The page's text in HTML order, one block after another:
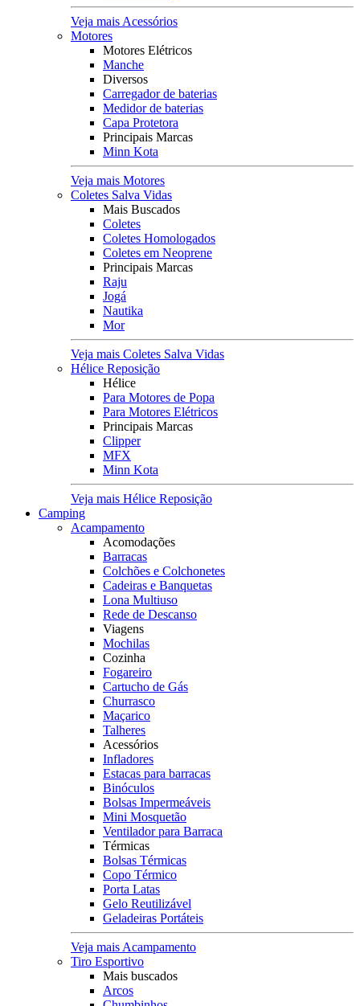
Veja mais Acessórios
Motores
Motores Elétricos
Manche
Diversos
Carregador de baterias
Medidor de baterias
Capa Protetora
Principais Marcas
Minn Kota
Veja mais Motores
Coletes Salva Vidas
Mais Buscados
Coletes
Coletes Homologados
Coletes em Neoprene
Principais Marcas
Raju
Jogá
Nautika
Mor
Veja mais Coletes Salva Vidas
Hélice Reposição
Hélice
Para Motores de Popa
Para Motores Elétricos
Principais Marcas
Clipper
MFX
Minn Kota
Veja mais Hélice Reposição
Camping
Acampamento
Acomodações
Barracas
Colchões e Colchonetes
Cadeiras e Banquetas
Lona Multiuso
Rede de Descanso
Viagens
Mochilas
Cozinha
Fogareiro
Cartucho de Gás
Churrasco
Maçarico
Talheres
Acessórios
Infladores
Estacas para barracas
Binóculos
Bolsas Impermeáveis
Mini Mosquetão
Ventilador para Barraca
Térmicas
Bolsas Térmicas
Copo Térmico
Porta Latas
Gelo Reutilizável
Geladeiras Portáteis
Veja mais Acampamento
Tiro Esportivo
Mais buscados
Arcos